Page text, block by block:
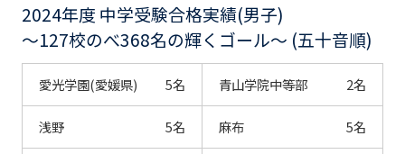
2024年度 中学受験合格実績(男子)
～127校のべ368名の輝くゴール～ (五十音順)
愛光学園(愛媛県) 5名 青山学院中等部 2名
浅野 5名 麻布 5名